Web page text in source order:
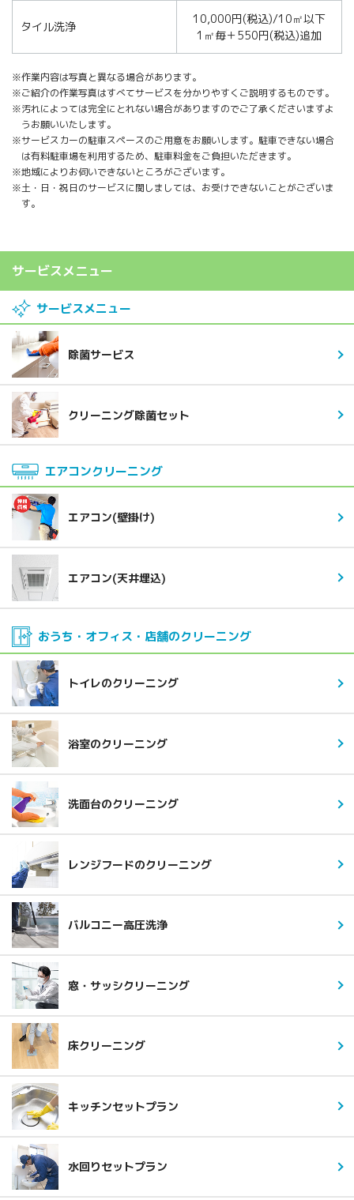
タイル洗浄
10,000円(税込)/10㎡以下
1㎡毎＋550円(税込)追加
※作業内容は写真と異なる場合があります。
※ご紹介の作業写真はすべてサービスを分かりやすくご説明するものです。
※汚れによっては完全にとれない場合がありますのでご了承くださいますよ
うお願いいたします。
※サービスカーの駐車スペースのご用意をお願いします。駐車できない場合
は有料駐車場を利用するため、駐車料金をご負担いただきます。
※地域によりお伺いできないところがございます。
※土・日・祝日のサービスに関しましては、お受けできないことがございま
す。
サービスメニュー
サービスメニュー
除菌サービス
クリーニング除菌セット
エアコンクリーニング
エアコン(壁掛け)
エアコン(天井埋込)
おうち・オフィス・店舗のクリーニング
トイレのクリーニング
浴室のクリーニング
洗面台のクリーニング
レンジフードのクリーニング
バルコニー高圧洗浄
窓・サッシクリーニング
床クリーニング
キッチンセットプラン
水回りセットプラン